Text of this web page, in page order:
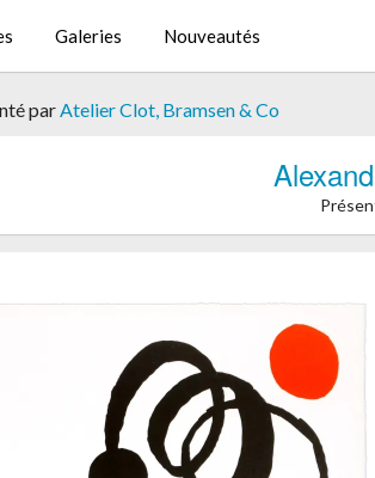
Galeries Nouveautés
parAtelier Clot, Bramsen & Co